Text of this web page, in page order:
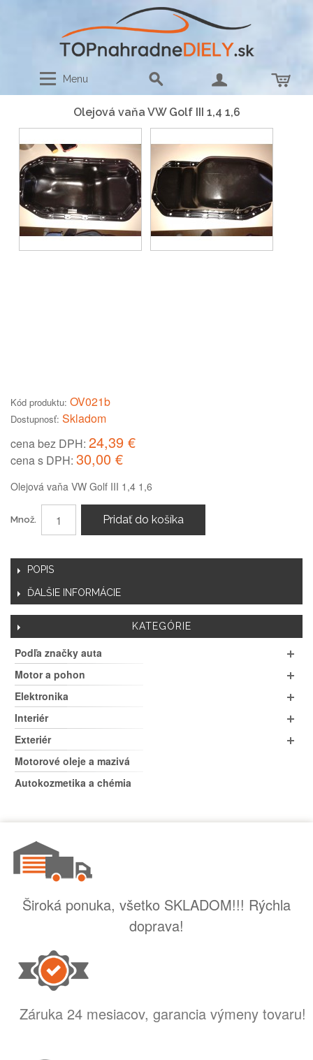
Menu
Olejová vaňa VW Golf III 1,4 1,6
Kód produktu: OV021b
Dostupnosť: Skladom
cena bez DPH: 24,39 €
cena s DPH: 30,00 €
Olejová vaňa VW Golf III 1,4 1,6
Množ. Pridať do košíka
POPIS
ĎALŠIE INFORMÁCIE
KATEGÓRIE
Podľa značky auta
Motor a pohon
Elektronika
Interiér
Exteriér
Motorové oleje a mazivá
Autokozmetika a chémia
Široká ponuka, všetko SKLADOM!!! Rýchla
doprava!
Záruka 24 mesiacov, garancia výmeny tovaru!